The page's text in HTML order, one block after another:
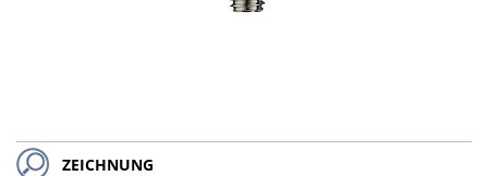
ZEICHNUNG